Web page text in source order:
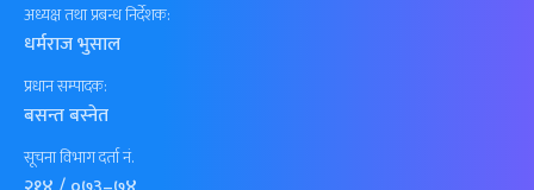
अध्यक्ष तथा प्रबन्ध निर्देशक:
धर्मराज भुसाल
प्रधान सम्पादक:
बसन्त बस्नेत
सूचना विभाग दर्ता नं.